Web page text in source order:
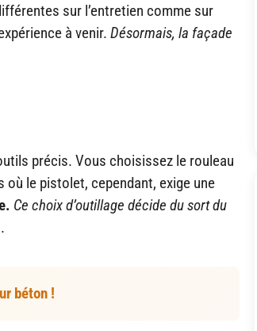
sur l’entretien comme sur
à venir. Désormais, la façade
précis. Vous choisissez le rouleau
le pistolet, cependant, exige une
Ce choix d’outillage décide du sort du
béton !